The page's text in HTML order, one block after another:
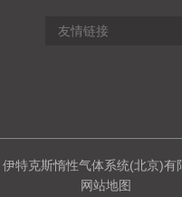
友情链接
伊特克斯惰性气体系统(北京)
网站地图